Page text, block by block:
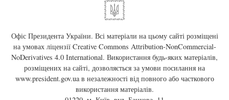
Офіс Президента України. Всі матеріали на цьому сайті розміщені
на умовах ліцензії Creative Commons Attribution-NonCommercial-
NoDerivatives 4.0 International. Використання будь-яких матеріалів,
розміщених на сайті, дозволяється за умови посилання на
www.president.gov.uaв незалежності від повного або часткового
використання матеріалів.